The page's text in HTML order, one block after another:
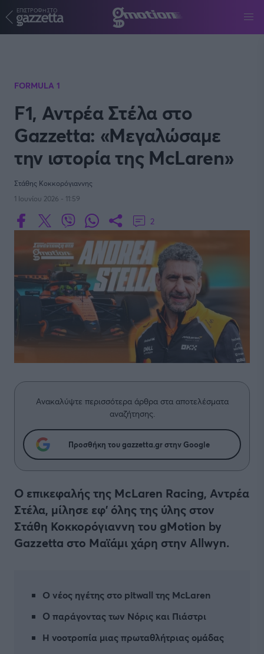
ΕΠΙΣΤΡΟΦΗ ΣΤΟ
FORMULA 1
F1, Αντρέα Στέλα στο
Gazzetta: «Μεγαλώσαμε
την ιστορία της McLaren»
Στάθης Κοκκορόγιαννης
1 Ιουνίου 2026 - 11:59
2
Ανακαλύψτε περισσότερα άρθρα στα αποτελέσματα
αναζήτησης.
Προσθήκη του gazzetta.gr στην Google
Ο επικεφαλής της McLaren Racing, Αντρέα
Στέλα, μίλησε εφ’ όλης της ύλης στον
Στάθη Κοκκορόγιαννη του gMotion by
Gazzetta στο Μαϊάμι χάρη στην Allwyn.
O νέος ηγέτης στο pitwall της McLaren
Ο παράγοντας των Νόρις και Πιάστρι
H νοοτροπία μιας πρωταθλήτριας ομάδας